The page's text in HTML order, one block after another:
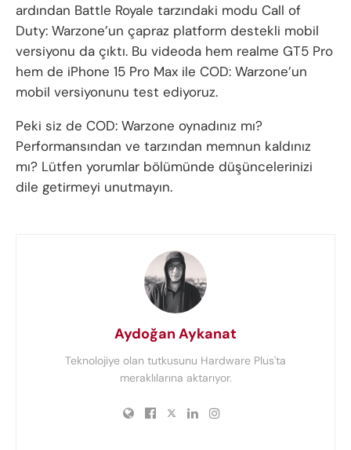
ardından Battle Royale tarzındaki modu Call of
Duty: Warzone’un çapraz platform destekli mobil
versiyonu da çıktı. Bu videoda hem realme GT5 Pro
hem de iPhone 15 Pro Max ile COD: Warzone’un
mobil versiyonunu test ediyoruz.
Peki siz de COD: Warzone oynadınız mı?
Performansından ve tarzından memnun kaldınız
mı? Lütfen yorumlar bölümünde düşüncelerinizi
dile getirmeyi unutmayın.
Aydoğan Aykanat
Teknolojiye olan tutkusunu Hardware Plus'ta
meraklılarına aktarıyor.